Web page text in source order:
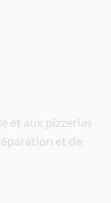
et aux pizzerias
et de